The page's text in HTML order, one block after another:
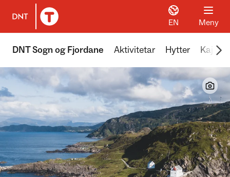
Til DNT.no forside
EN Meny
DNT Sogn og Fjordane Aktivitetar Hytter Kajakk